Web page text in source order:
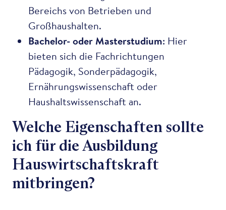
Bereichs von Betrieben und
Großhaushalten.
Bachelor- oder Masterstudium: Hier
bieten sich die Fachrichtungen
Pädagogik, Sonderpädagogik,
Ernährungswissenschaft oder
Haushaltswissenschaft an.
Welche Eigenschaften sollte
ich für die Ausbildung
Hauswirtschaftskraft
mitbringen?